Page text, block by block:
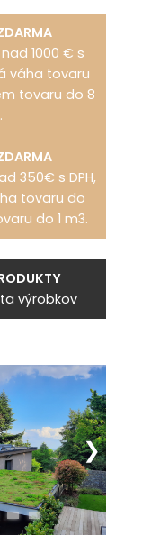
1000 € s
váha tovaru
tovaru do 8
350€ s DPH,
tovaru do
do 1 m3.
výrobkov